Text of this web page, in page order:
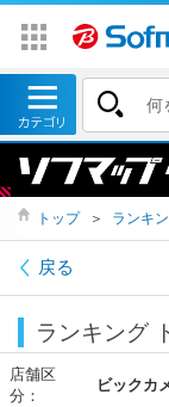
トップ ＞ ランキ
戻る
ランキング
店舗区
分：
ビックカ